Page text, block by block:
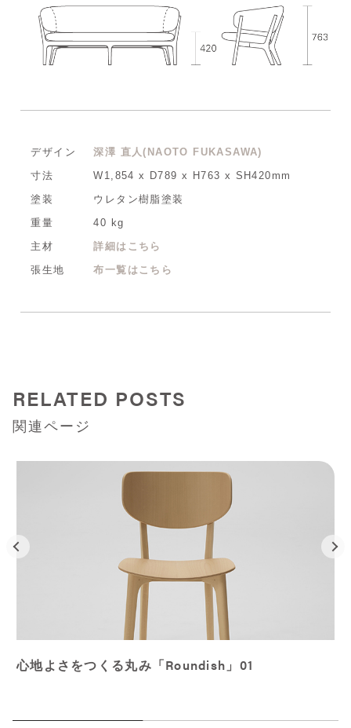
デザイン
深澤 直人(NAOTO FUKASAWA)
寸法
W1,854 x D789 x H763 x SH420mm
塗装
ウレタン樹脂塗装
重量
40 kg
主材
詳細はこちら
張生地
布一覧はこちら
RELATED POSTS
関連ページ
心地よさをつくる丸み「Roundish」01